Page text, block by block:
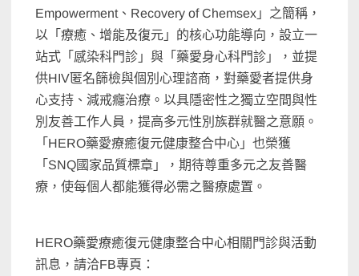
Empowerment、Recovery of Chemsex」之簡稱，
以「療癒、增能及復元」的核心功能導向，設立一
站式「感染科門診」與「藥愛身心科門診」，並提
供HIV匿名篩檢與個別心理諮商，對藥愛者提供身
心支持、減戒癮治療。以具隱密性之獨立空間與性
別友善工作人員，提高多元性別族群就醫之意願。
「HERO藥愛療癒復元健康整合中心」也榮獲
「SNQ國家品質標章」，期待尊重多元之友善醫
療，使每個人都能獲得必需之醫療處置。
HERO藥愛療癒復元健康整合中心相關門診與活動
訊息，請洽FB專頁：